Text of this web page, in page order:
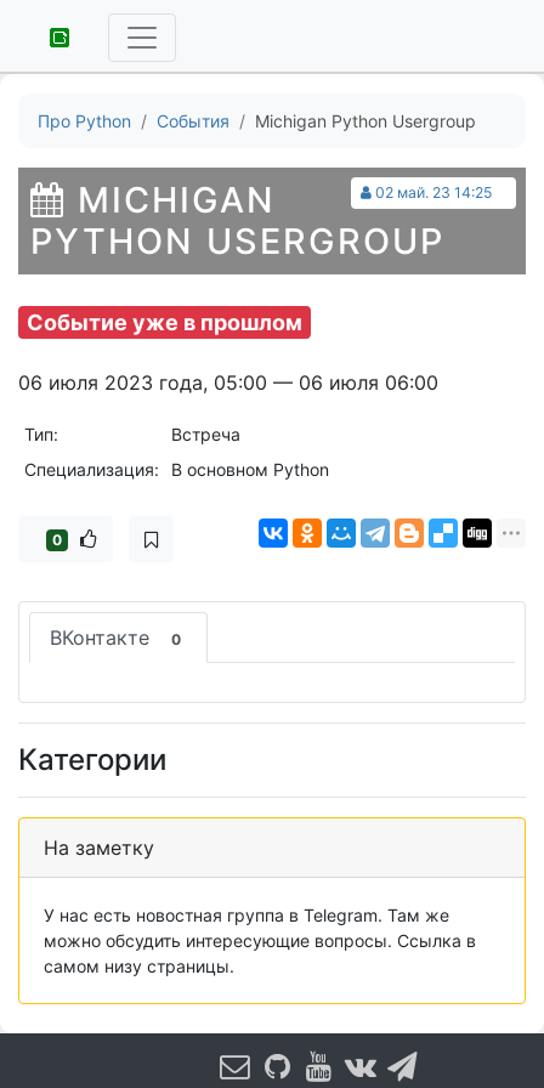
Про Python События Michigan Python Usergroup
02 май. 23 14:25
MICHIGAN
PYTHON USERGROUP
Событие уже в прошлом
06 июля 2023 года, 05:00 — 06 июля 06:00
Тип:
Встреча
Специализация:
В основном Python
0
ВКонтакте 0
Категории
На заметку
У нас есть новостная группа в Telegram. Там же
можно обсудить интересующие вопросы. Ссылка в
самом низу страницы.